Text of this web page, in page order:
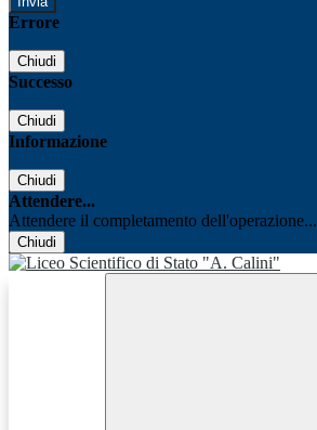
Errore
Chiudi
Successo
Chiudi
Informazione
Chiudi
Attendere...
Attendere il completamento dell'operazione...
Chiudi